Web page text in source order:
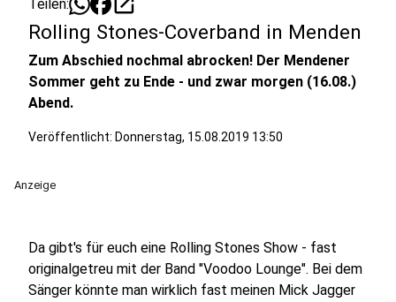
Teilen:
Rolling Stones-Coverband in Menden
Zum Abschied nochmal abrocken! Der Mendener
Sommer geht zu Ende - und zwar morgen (16.08.)
Abend.
Veröffentlicht: Donnerstag, 15.08.2019 13:50
Anzeige
Da gibt's für euch eine Rolling Stones Show - fast
originalgetreu mit der Band "Voodoo Lounge". Bei dem
Sänger könnte man wirklich fast meinen Mick Jagger